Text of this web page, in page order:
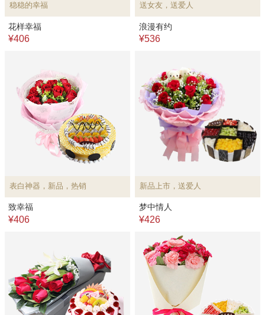
稳稳的幸福
花样幸福
¥406
送女友，送爱人
浪漫有约
¥536
表白神器，新品，热销
致幸福
¥406
新品上市，送爱人
梦中情人
¥426